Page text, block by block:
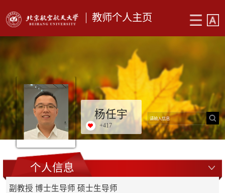
教师个人主页
杨任宇
+417
个人信息
副教授 博士生导师 硕士生导师